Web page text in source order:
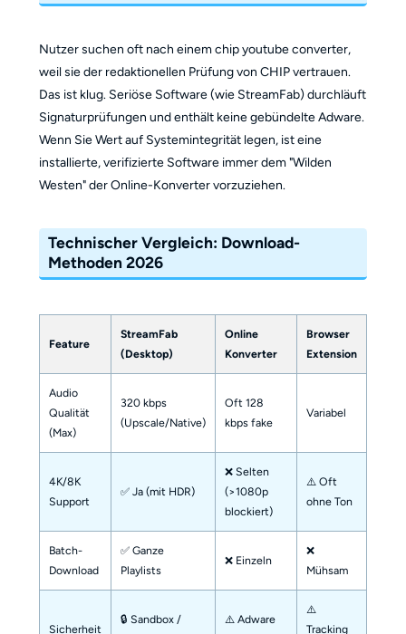
Nutzer suchen oft nach einem chip youtube converter,
weil sie der redaktionellen Prüfung von CHIP vertrauen.
Das ist klug. Seriöse Software (wie StreamFab) durchläuft
Signaturprüfungen und enthält keine gebündelte Adware.
Wenn Sie Wert auf Systemintegrität legen, ist eine
installierte, verifizierte Software immer dem "Wilden
Westen" der Online-Konverter vorzuziehen.
Technischer Vergleich: Download-
Methoden 2026
Feature
StreamFab
(Desktop)
Online
Konverter
Browser
Extension
Audio
Qualität
(Max)
320 kbps
(Upscale/Native)
Oft 128
kbps fake
Variabel
4K/8K
Support
✅ Ja (mit HDR)
❌ Selten
(>1080p
blockiert)
⚠️ Oft
ohne Ton
Batch-
Download
✅ Ganze
Playlists
❌ Einzeln
❌
Mühsam
Sicherheit
🔒 Sandbox /
⚠️ Adware
⚠️
Tracking